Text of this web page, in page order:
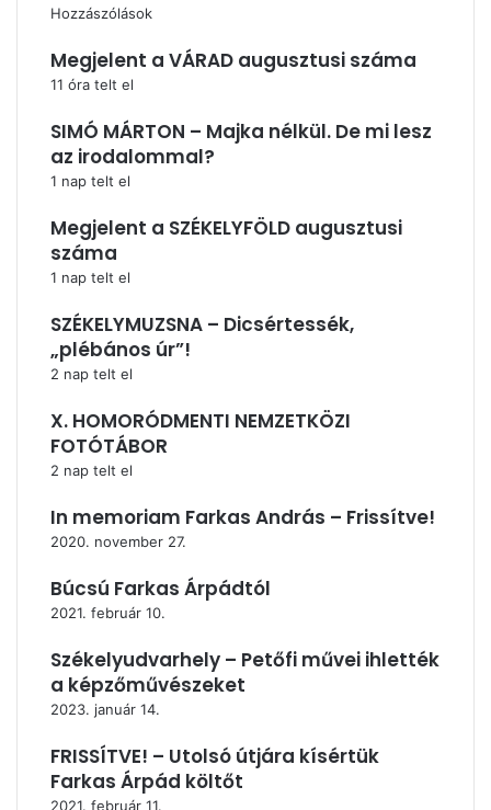
Hozzászólások
Megjelent a VÁRAD augusztusi száma
11 óra telt el
SIMÓ MÁRTON – Majka nélkül. De mi lesz
az irodalommal?
1 nap telt el
Megjelent a SZÉKELYFÖLD augusztusi
száma
1 nap telt el
SZÉKELYMUZSNA – Dicsértessék,
„plébános úr”!
2 nap telt el
X. HOMORÓDMENTI NEMZETKÖZI
FOTÓTÁBOR
2 nap telt el
In memoriam Farkas András – Frissítve!
2020. november 27.
Búcsú Farkas Árpádtól
2021. február 10.
Székelyudvarhely – Petőfi művei ihlették
a képzőművészeket
2023. január 14.
FRISSÍTVE! – Utolsó útjára kísértük
Farkas Árpád költőt
2021. február 11.